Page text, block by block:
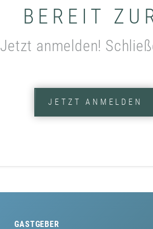
BEREIT
Jetzt anmelden!
JETZT ANMELDEN
GASTGEBER